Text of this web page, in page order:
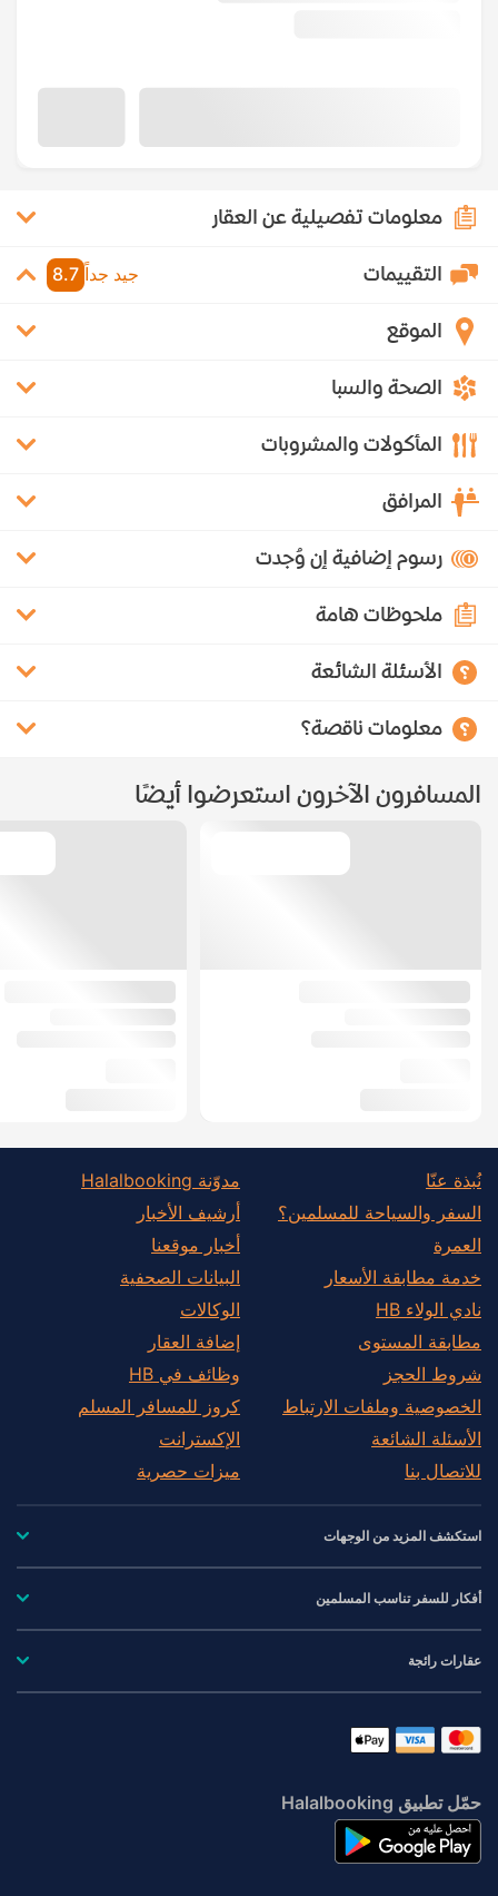
معلومات تفصيلية عن العقار
التقييمات جيد جداً 8.7
الموقع
الصحة والسبا
المأكولات والمشروبات
المرافق
رسوم إضافية إن وُجدت
ملحوظات هامة
الأسئلة الشائعة
معلومات ناقصة؟
المسافرون الآخرون استعرضوا أيضًا
نُبذة عنّا
السفر والسياحة للمسلمين؟
العمرة
خدمة مطابقة الأسعار
نادي الولاء HB
مطابقة المستوى
شروط الحجز
الخصوصية وملفات الارتباط
الأسئلة الشائعة
للاتصال بنا
مدوّنة Halalbooking
أرشيف الأخبار
أخبار موقعنا
البيانات الصحفية
الوكالات
إضافة العقار
وظائف في HB
كروز للمسافر المسلم
الإكسترانت
ميزات حصرية
استكشف المزيد من الوجهات
أفكار للسفر تناسب المسلمين
عقارات رائجة
حمّل تطبيق Halalbooking